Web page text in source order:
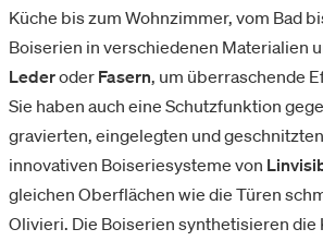
Küche bis zum Wohnzimmer, vom Bad
Boiserien in verschiedenen Materialien
Lederoder Fasern, um überraschende
Sie haben auch eine Schutzfunktion
gravierten, eingelegten und
innovativen Boiseriesysteme von
gleichen Oberflächen wie die Türen
Olivieri. Die Boiserien synthetisieren